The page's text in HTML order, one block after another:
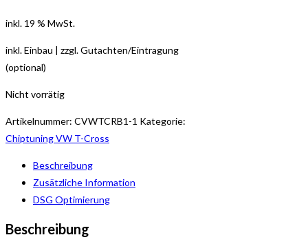
inkl. 19 % MwSt.
inkl. Einbau | zzgl. Gutachten/Eintragung
(optional)
Nicht vorrätig
Artikelnummer: CVWTCRB1-1 Kategorie:
Chiptuning VW T-Cross
Beschreibung
Zusätzliche Information
DSG Optimierung
Beschreibung